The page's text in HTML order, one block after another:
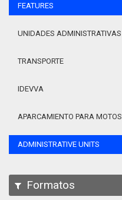
FEATURES
UNIDADES ADMINISTRATIVAS
TRANSPORTE
IDEVVA
APARCAMIENTO PARA MOTOS
ADMINISTRATIVE UNITS
Formatos